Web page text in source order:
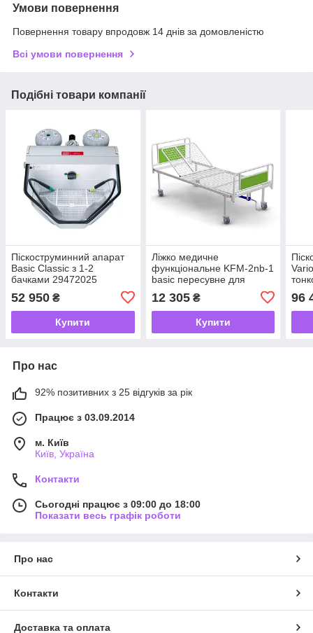
Умови повернення
Повернення товару впродовж 14 днів за домовленістю
Всі умови повернення
Подібні товари компанії
Піскоструминний апарат
Basic Classic з 1-2
бачками 29472025
52 950 ₴
Купити
Ліжко медичне
функціональне KFM-2nb-1
basic пересувне для
інвалідів
12 305₴
Купити
96
Про нас
92% позитивних з 25 відгуків за рік
Працює з 03.09.2014
м. Київ
Київ, Україна
Контакти
Сьогодні працює з 09:00 до 18:00
Показати весь графік роботи
Про нас
Контакти
Доставка та оплата